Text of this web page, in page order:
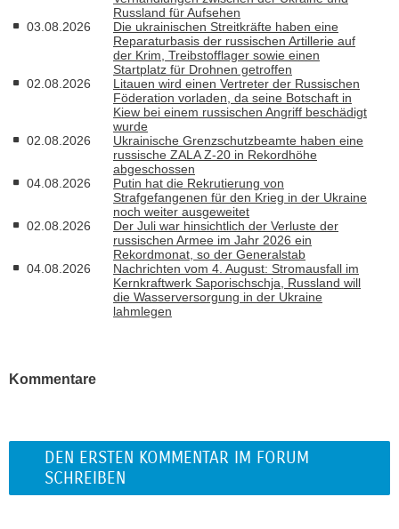
Russland für Aufsehen
03.08.2026
Die ukrainischen Streitkräfte haben eine
Reparaturbasis der russischen Artillerie auf
der Krim, Treibstofflager sowie einen
Startplatz für Drohnen getroffen
02.08.2026
Litauen wird einen Vertreter der Russischen
Föderation vorladen, da seine Botschaft in
Kiew bei einem russischen Angriff beschädigt
wurde
02.08.2026
Ukrainische Grenzschutzbeamte haben eine
russische ZALA Z-20 in Rekordhöhe
abgeschossen
04.08.2026
Putin hat die Rekrutierung von
Strafgefangenen für den Krieg in der Ukraine
noch weiter ausgeweitet
02.08.2026
Der Juli war hinsichtlich der Verluste der
russischen Armee im Jahr 2026 ein
Rekordmonat, so der Generalstab
04.08.2026
Nachrichten vom 4. August: Stromausfall im
Kernkraftwerk Saporischschja, Russland will
die Wasserversorgung in der Ukraine
lahmlegen
Kommentare
DEN ERSTEN KOMMENTAR IM FORUM
SCHREIBEN